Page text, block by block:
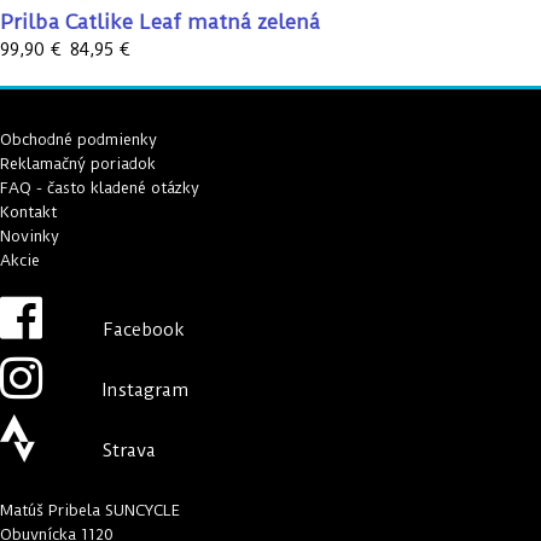
Prilba Catlike Leaf matná zelená
99,90 €84,95 €
Obchodné podmienky
Reklamačný poriadok
FAQ - často kladené otázky
Kontakt
Novinky
Akcie
Facebook
Instagram
Strava
Matúš Pribela SUNCYCLE
Obuvnícka 1120